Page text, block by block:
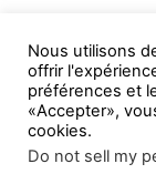
Nous utilisons
offrir
préférences et
«Accepter»,
cookies.
Do not sell my